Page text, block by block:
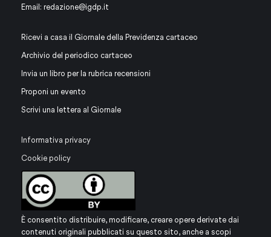
Email: redazione@igdp.it
Ricevi a casa il Giornale della Previdenza cartaceo
Archivio del periodico cartaceo
Invia un libro per la rubrica recensioni
Proponi un evento
Scrivi una lettera al Giornale
Informativa privacy
Cookie policy
È consentito distribuire, modificare, creare opere derivate dai
contenuti originali pubblicati su questo sito, anche a scopi